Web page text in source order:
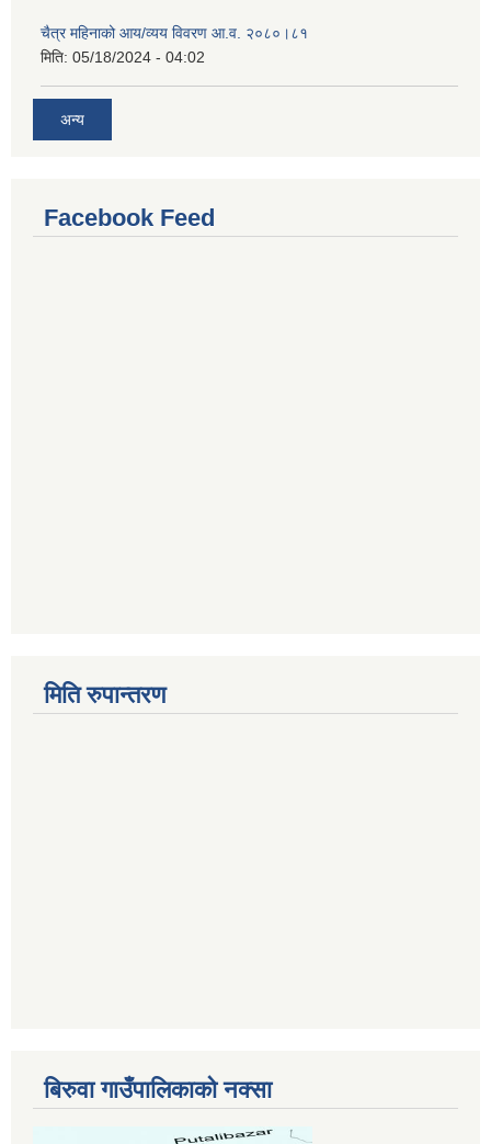
चैत्र महिनाको आय/व्यय विवरण आ.व. २०८०।८१
मिति: 05/18/2024 - 04:02
अन्य
Facebook Feed
मिति रुपान्तरण
बिरुवा गाउँपालिकाको नक्सा